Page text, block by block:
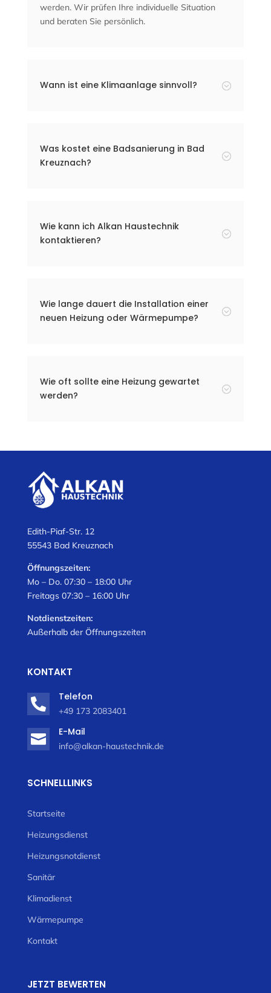
werden. Wir prüfen Ihre individuelle Situation
und beraten Sie persönlich.
;
Wann ist eine Klimaanlage sinnvoll?
;
Was kostet eine Badsanierung in Bad
Kreuznach?
;
Wie kann ich Alkan Haustechnik
kontaktieren?
;
Wie lange dauert die Installation einer
neuen Heizung oder Wärmepumpe?
;
Wie oft sollte eine Heizung gewartet
werden?
Edith-Piaf-Str. 12
55543 Bad Kreuznach
Öffnungszeiten:
Mo – Do. 07:30 – 18:00 Uhr
Freitags 07:30 – 16:00 Uhr
Notdienstzeiten:
Außerhalb der Öffnungszeiten
KONTAKT
 Telefon
+49 173 2083401
 E-Mail
info@alkan-haustechnik.de
SCHNELLLINKS
Startseite
Heizungsdienst
Heizungsnotdienst
Sanitär
Klimadienst
Wärmepumpe
Kontakt
JETZT BEWERTEN